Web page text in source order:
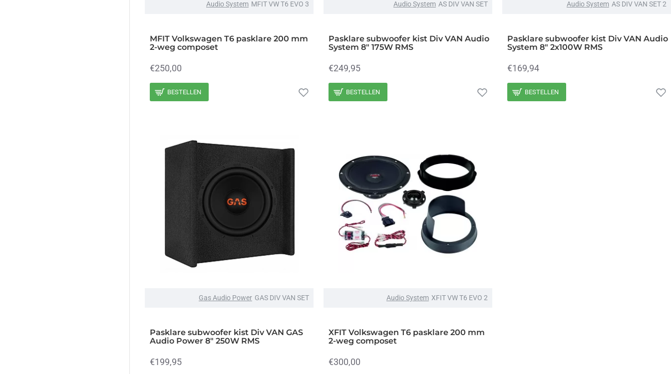
Audio System MFIT VW T6 EVO 3
MFIT Volkswagen T6 pasklare 200 mm
2-weg composet
€250,00
BESTELLEN
Audio System AS DIV VAN SET
Pasklare subwoofer kist Div VAN Audio
System 8" 175W RMS
€249,95
BESTELLEN
Audio System AS DIV VAN SET 2
Pasklare subwoofer kist Div VAN Audio
System 8" 2x100W RMS
€169,94
BESTELLEN
Gas Audio Power GAS DIV VAN SET
Pasklare subwoofer kist Div VAN GAS
Audio Power 8" 250W RMS
€199,95
Audio System XFIT VW T6 EVO 2
XFIT Volkswagen T6 pasklare 200 mm
2-weg composet
€300,00